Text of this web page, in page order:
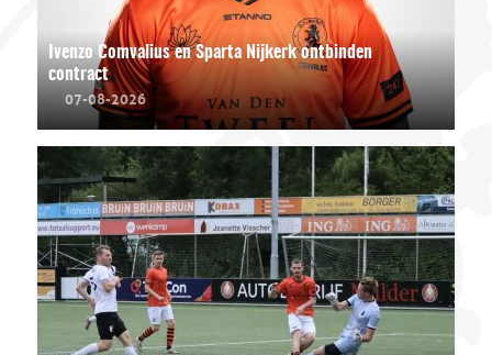
Ivenzo Comvalius en Sparta Nijkerk ontbinden
contract
07-08-2026